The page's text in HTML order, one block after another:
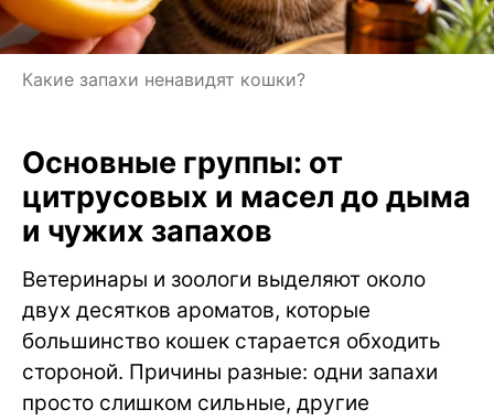
Какие запахи ненавидят кошки?
Основные группы: от
цитрусовых и масел до дыма
и чужих запахов
Ветеринары и зоологи выделяют около
двух десятков ароматов, которые
большинство кошек старается обходить
стороной. Причины разные: одни запахи
просто слишком сильные, другие